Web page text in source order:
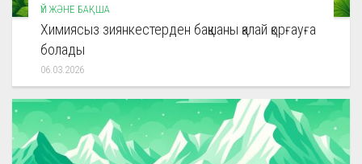
ҮЙ ЖӘНЕ БАҚША
Химиясыз зиянкестерден бақшаны қалай қорғауға
болады
06.03.2026